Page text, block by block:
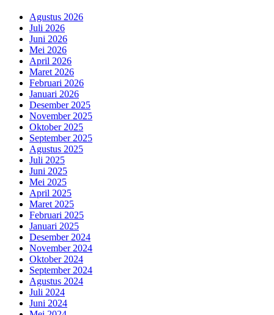
Agustus 2026
Juli 2026
Juni 2026
Mei 2026
April 2026
Maret 2026
Februari 2026
Januari 2026
Desember 2025
November 2025
Oktober 2025
September 2025
Agustus 2025
Juli 2025
Juni 2025
Mei 2025
April 2025
Maret 2025
Februari 2025
Januari 2025
Desember 2024
November 2024
Oktober 2024
September 2024
Agustus 2024
Juli 2024
Juni 2024